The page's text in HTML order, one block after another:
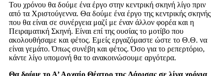
Του χρόνου θα δούμε ένα έργο στην κεντρική σκηνή λίγο πριν
από τα Χριστούγεννα. Θα δούμε ένα έργο της κεντρικής σκηνής
που θα είναι σε συνέργεια μαζί με έναν άλλον φορέα και η
Πειραματική Σκηνή. Είναι επί της ουσίας το μοτίβο που
ακολουθήσαμε και φέτος. Εμείς εργαζόμαστε ώστε το Θ.Θ. να
είναι γεμάτο. Όπως συνέβη και φέτος. Όσο για το ρεπερτόριο,
κάντε λίγο υπομονή θα το ανακοινώσουμε αργότερα.